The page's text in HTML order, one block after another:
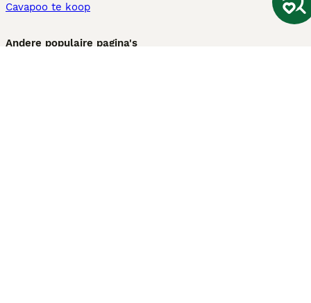
Cavapoo te koop
Andere populaire pagina's